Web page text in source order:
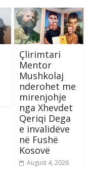
Çlirimtari
Mentor
Mushkolaj
nderohet me
mirenjohje
nga Xhevdet
Qeriqi Dega
e invalidëve
në Fushë
Kosovë
August 4, 2026